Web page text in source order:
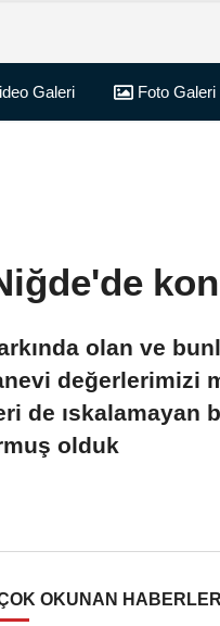
Galeri Foto Galeri
olan ve
değerlerimizi
de ıskalamayan
olduk
OKUNAN HABERLER